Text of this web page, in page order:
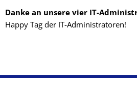
Danke an unsere vier IT-
Happy Tag der IT-Administratoren!